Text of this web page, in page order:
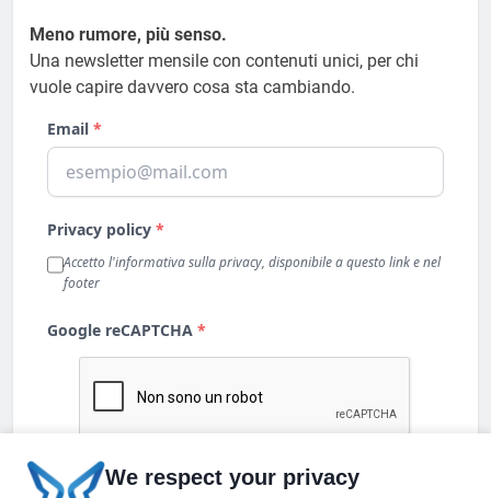
Meno rumore, più senso.
Una newsletter mensile con contenuti unici, per chi
vuole capire davvero cosa sta cambiando.
We respect your privacy